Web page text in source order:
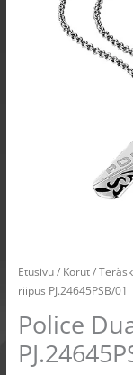
Etusivu/ Korut/
riipus PJ.24645PSB/01
Police